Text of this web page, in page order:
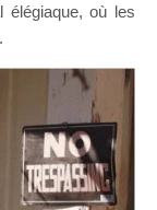
élégiaque, où les